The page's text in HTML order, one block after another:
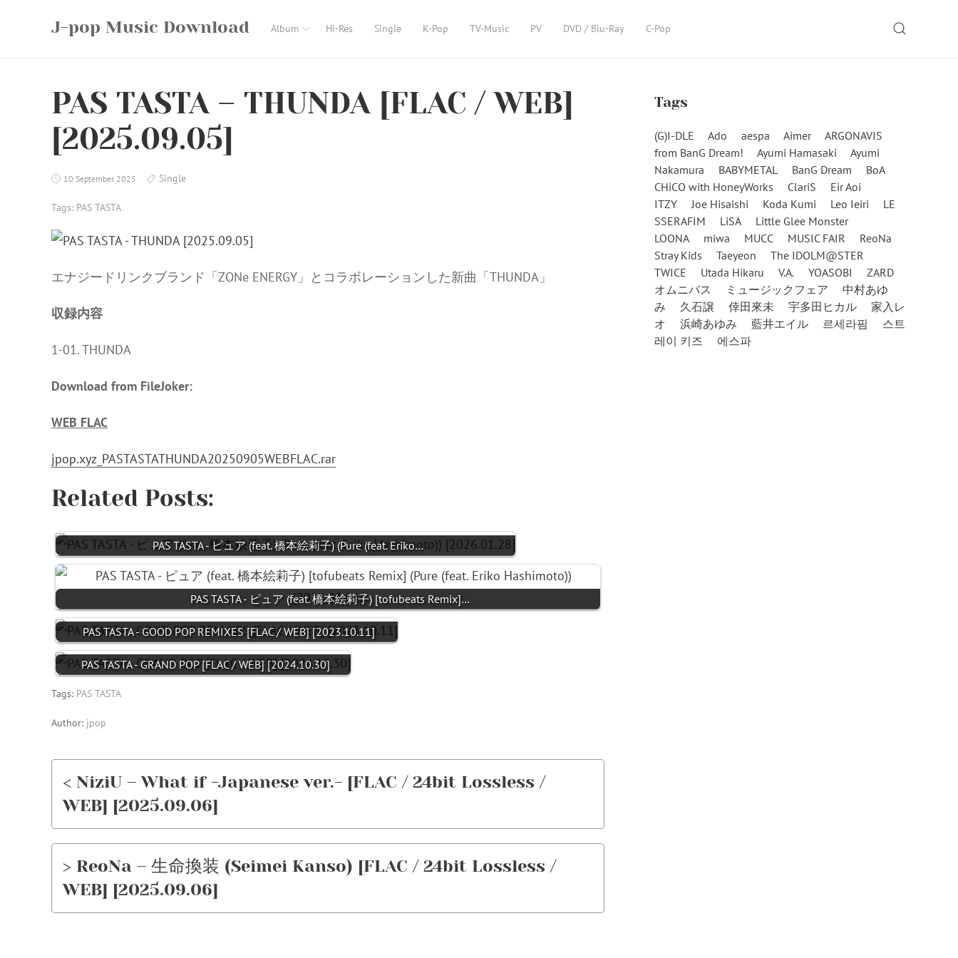
J-pop Music Download Album Hi-Res Single K-Pop TV-Music PV DVD / Blu-Ray C-Pop SEARCH
PAS TASTA – THUNDA [FLAC / WEB]
[2025.09.05]
10 September 2025 Single
Tags: PAS TASTA
エナジードリンクブランド「ZONe ENERGY」とコラボレーションした新曲「THUNDA」
収録内容
1-01. THUNDA
Download from FileJoker:
WEB FLAC
jpop.xyz_PASTASTATHUNDA20250905WEBFLAC.rar
Related Posts:
PAS TASTA - ピュア (feat. 橋本絵莉子) (Pure (feat. Eriko…
PAS TASTA - ピュア (feat. 橋本絵莉子) [tofubeats Remix]…
PAS TASTA - GOOD POP REMIXES [FLAC / WEB] [2023.10.11]
PAS TASTA - GRAND POP [FLAC / WEB] [2024.10.30]
Tags: PAS TASTA
Author: jpop
< NiziU – What if -Japanese ver.- [FLAC / 24bit Lossless /
WEB] [2025.09.06]
> ReoNa – 生命換装 (Seimei Kanso) [FLAC / 24bit Lossless /
WEB] [2025.09.06]
Tags
(G)I-DLE Ado aespa Aimer
ARGONAVIS
from BanG Dream!
Ayumi Hamasaki
Ayumi
Nakamura
BABYMETAL BanG Dream
BoA
CHiCO with HoneyWorks
ClariS
Eir Aoi
ITZY
Joe Hisaishi Koda Kumi Leo Ieiri
LE
SSERAFIM
LiSA
Little Glee Monster
LOONA
miwa MUCC MUSIC FAIR
ReoNa
Stray Kids
Taeyeon
The IDOLM@STER
TWICE
Utada Hikaru V.A. YOASOBI
ZARD
オムニバス
ミュージックフェア
中村あゆ
み
久石譲 倖田來未 宇多田ヒカル
家入レ
オ
浜崎あゆみ 藍井エイル 르세라핌
스트
레이 키즈
에스파